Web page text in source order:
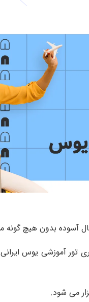
تور آموزشی یوس